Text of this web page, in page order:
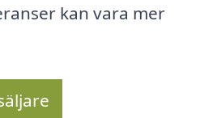
kan vara mer